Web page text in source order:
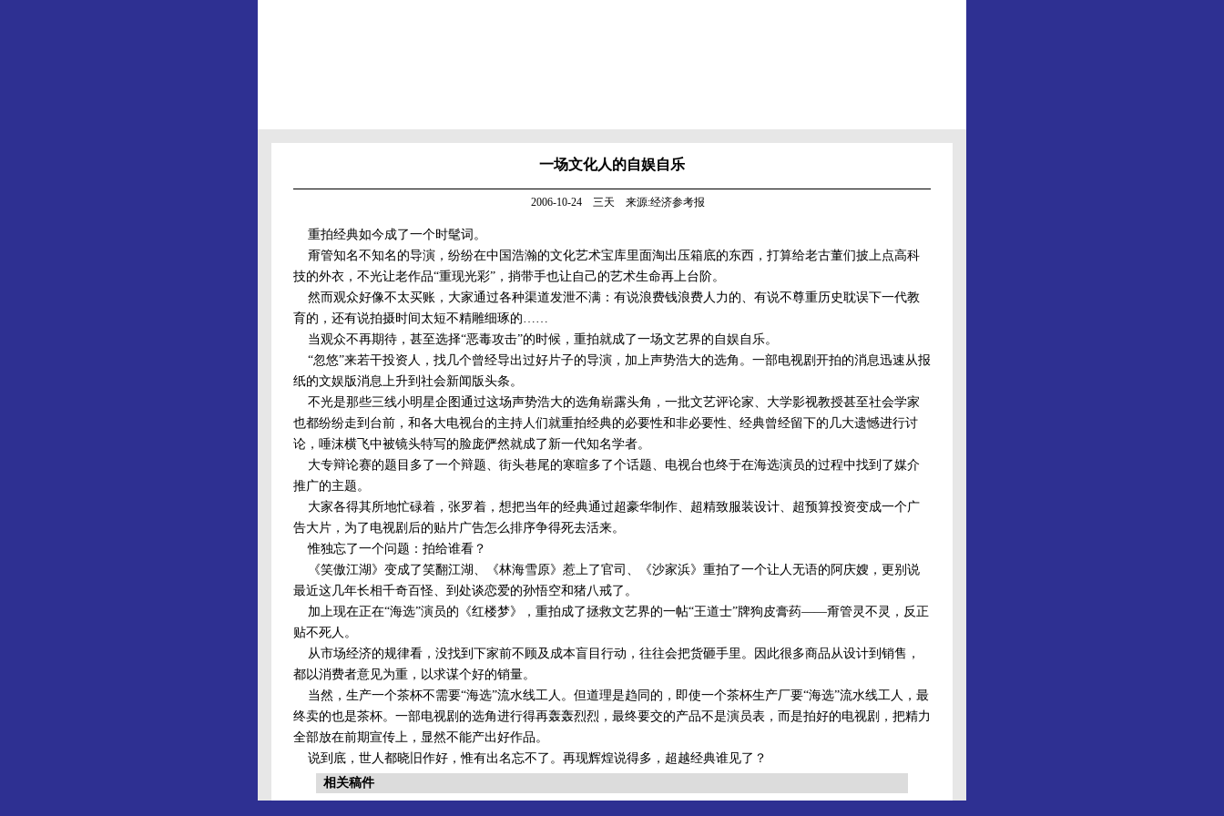
一场文化人的自娱自乐
2006-10-24 三天 来源:经济参考报
重拍经典如今成了一个时髦词。
甭管知名不知名的导演，纷纷在中国浩瀚的文化艺术宝库里面淘出压箱底的东西，打算给老古董们披上点高科
技的外衣，不光让老作品“重现光彩”，捎带手也让自己的艺术生命再上台阶。
然而观众好像不太买账，大家通过各种渠道发泄不满：有说浪费钱浪费人力的、有说不尊重历史耽误下一代教
育的，还有说拍摄时间太短不精雕细琢的……
当观众不再期待，甚至选择“恶毒攻击”的时候，重拍就成了一场文艺界的自娱自乐。
“忽悠”来若干投资人，找几个曾经导出过好片子的导演，加上声势浩大的选角。一部电视剧开拍的消息迅速从报
纸的文娱版消息上升到社会新闻版头条。
不光是那些三线小明星企图通过这场声势浩大的选角崭露头角，一批文艺评论家、大学影视教授甚至社会学家
也都纷纷走到台前，和各大电视台的主持人们就重拍经典的必要性和非必要性、经典曾经留下的几大遗憾进行讨
论，唾沫横飞中被镜头特写的脸庞俨然就成了新一代知名学者。
大专辩论赛的题目多了一个辩题、街头巷尾的寒暄多了个话题、电视台也终于在海选演员的过程中找到了媒介
推广的主题。
大家各得其所地忙碌着，张罗着，想把当年的经典通过超豪华制作、超精致服装设计、超预算投资变成一个广
告大片，为了电视剧后的贴片广告怎么排序争得死去活来。
惟独忘了一个问题：拍给谁看？
《笑傲江湖》变成了笑翻江湖、《林海雪原》惹上了官司、《沙家浜》重拍了一个让人无语的阿庆嫂，更别说
最近这几年长相千奇百怪、到处谈恋爱的孙悟空和猪八戒了。
加上现在正在“海选”演员的《红楼梦》，重拍成了拯救文艺界的一帖“王道士”牌狗皮膏药——甭管灵不灵，反正
贴不死人。
从市场经济的规律看，没找到下家前不顾及成本盲目行动，往往会把货砸手里。因此很多商品从设计到销售，
都以消费者意见为重，以求谋个好的销量。
当然，生产一个茶杯不需要“海选”流水线工人。但道理是趋同的，即使一个茶杯生产厂要“海选”流水线工人，最
终卖的也是茶杯。一部电视剧的选角进行得再轰轰烈烈，最终要交的产品不是演员表，而是拍好的电视剧，把精力
全部放在前期宣传上，显然不能产出好作品。
说到底，世人都晓旧作好，惟有出名忘不了。再现辉煌说得多，超越经典谁见了？
相关稿件